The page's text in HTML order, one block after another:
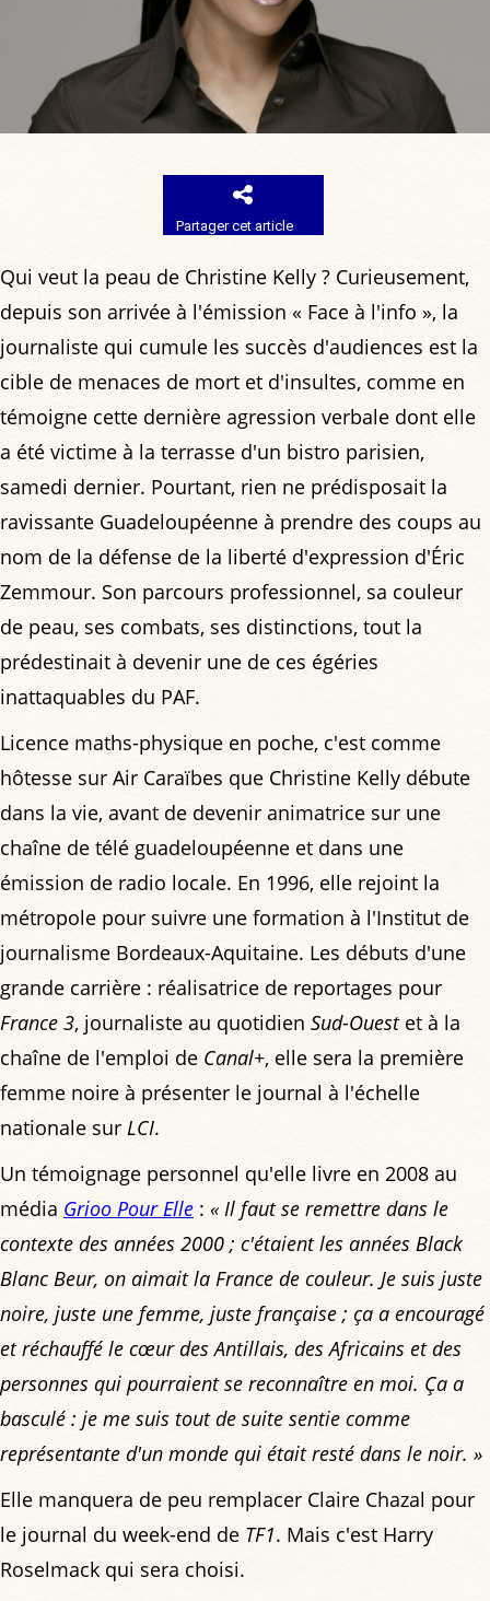
Partager cet article
Qui veut la peau de Christine Kelly ? Curieusement,
depuis son arrivée à l'émission « Face à l'info », la
journaliste qui cumule les succès d'audiences est la
cible de menaces de mort et d'insultes, comme en
témoigne cette dernière agression verbale dont elle
a été victime à la terrasse d'un bistro parisien,
samedi dernier. Pourtant, rien ne prédisposait la
ravissante Guadeloupéenne à prendre des coups au
nom de la défense de la liberté d'expression d'Éric
Zemmour. Son parcours professionnel, sa couleur
de peau, ses combats, ses distinctions, tout la
prédestinait à devenir une de ces égéries
inattaquables du PAF.
Licence maths-physique en poche, c'est comme
hôtesse sur Air Caraïbes que Christine Kelly débute
dans la vie, avant de devenir animatrice sur une
chaîne de télé guadeloupéenne et dans une
émission de radio locale. En 1996, elle rejoint la
métropole pour suivre une formation à l'Institut de
journalisme Bordeaux-Aquitaine. Les débuts d'une
grande carrière : réalisatrice de reportages pour
France 3, journaliste au quotidien Sud-Ouestet à la
chaîne de l'emploi de Canal+, elle sera la première
femme noire à présenter le journal à l'échelle
nationale sur LCI.
Un témoignage personnel qu'elle livre en 2008 au
média Grioo Pour Elle : « Il faut se remettre dans le
contexte des années 2000 ; c'étaient les années Black
Blanc Beur, on aimait la France de couleur. Je suis juste
noire, juste une femme, juste française ; ça a encouragé
et réchauffé le cœur des Antillais, des Africains et des
personnes qui pourraient se reconnaître en moi. Ça a
basculé : je me suis tout de suite sentie comme
représentante d'un monde qui était resté dans le noir. »
Elle manquera de peu remplacer Claire Chazal pour
le journal du week-end de TF1. Mais c'est Harry
Roselmack qui sera choisi.